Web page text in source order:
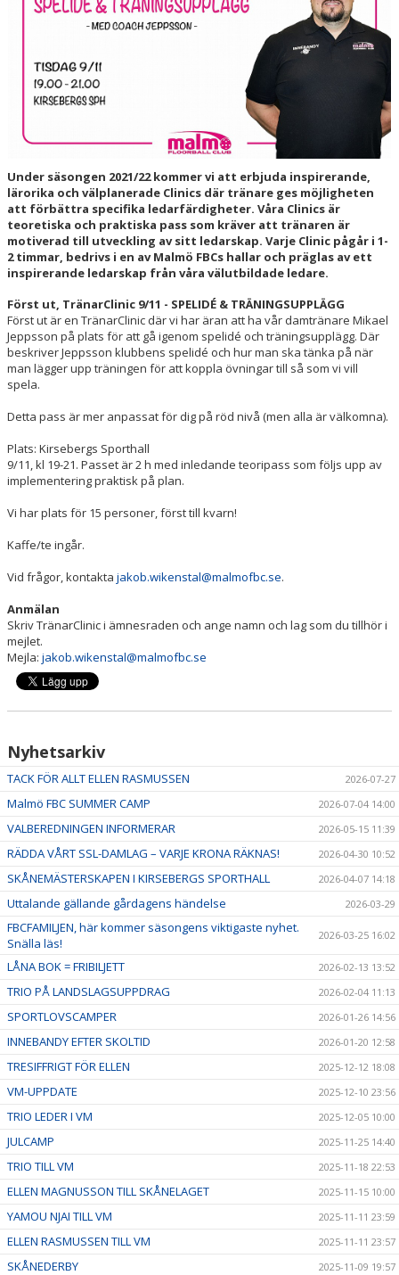
HALL OF FAME
Under säsongen 2021/22 kommer vi att erbjuda inspirerande,
lärorika och välplanerade Clinics där tränare ges möjligheten
att förbättra specifika ledarfärdigheter. Våra Clinics är
teoretiska och praktiska pass som kräver att tränaren är
motiverad till utveckling av sitt ledarskap. Varje Clinic pågår i 1-
2 timmar, bedrivs i en av Malmö FBCs hallar och präglas av ett
inspirerande ledarskap från våra välutbildade ledare.
Först ut, TränarClinic 9/11 - SPELIDÉ & TRÄNINGSUPPLÄGG
Först ut är en TränarClinic där vi har äran att ha vår damtränare Mikael
Jeppsson på plats för att gå igenom spelidé och träningsupplägg. Där
beskriver Jeppsson klubbens spelidé och hur man ska tänka på när
man lägger upp träningen för att koppla övningar till så som vi vill
spela.
Detta pass är mer anpassat för dig på röd nivå (men alla är välkomna).
Plats: Kirsebergs Sporthall
9/11, kl 19-21. Passet är 2 h med inledande teoripass som följs upp av
implementering praktisk på plan.
Vi har plats för 15 personer, först till kvarn!
Kaffe/te ingår.
Vid frågor, kontakta jakob.wikenstal@malmofbc.se.
Anmälan
Skriv TränarClinic i ämnesraden och ange namn och lag som du tillhör i
mejlet.
Mejla: jakob.wikenstal@malmofbc.se
Nyhetsarkiv
TACK FÖR ALLT ELLEN RASMUSSEN 2026-07-27
Malmö FBC SUMMER CAMP 2026-07-04 14:00
VALBEREDNINGEN INFORMERAR 2026-05-15 11:39
RÄDDA VÅRT SSL-DAMLAG – VARJE KRONA RÄKNAS! 2026-04-30 10:52
SKÅNEMÄSTERSKAPEN I KIRSEBERGS SPORTHALL 2026-04-07 14:18
Uttalande gällande gårdagens händelse 2026-03-29
FBCFAMILJEN, här kommer säsongens viktigaste nyhet.
Snälla läs!
2026-03-25 16:02
LÅNA BOK = FRIBILJETT 2026-02-13 13:52
TRIO PÅ LANDSLAGSUPPDRAG 2026-02-04 11:13
SPORTLOVSCAMPER 2026-01-26 14:56
INNEBANDY EFTER SKOLTID 2026-01-20 12:58
TRESIFFRIGT FÖR ELLEN 2025-12-12 18:08
VM-UPPDATE 2025-12-10 23:56
TRIO LEDER I VM 2025-12-05 10:00
JULCAMP 2025-11-25 14:40
TRIO TILL VM 2025-11-18 22:53
ELLEN MAGNUSSON TILL SKÅNELAGET 2025-11-15 10:00
YAMOU NJAI TILL VM 2025-11-11 23:59
ELLEN RASMUSSEN TILL VM 2025-11-11 23:57
SKÅNEDERBY 2025-11-09 19:57